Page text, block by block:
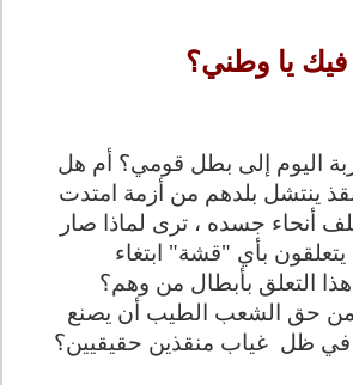
يا وطني؟
اليوم إلى بطل قومي؟ أم هل
ينتشل بلدهم من أزمة امتدت
أنحاء جسده ، ترى لماذا صار
بأي "قشة" ابتغاء
التعلق بأبطال من وهم؟
من حق الشعب الطيب أن يصنع
في ظل غياب منقذين حقيقيين؟